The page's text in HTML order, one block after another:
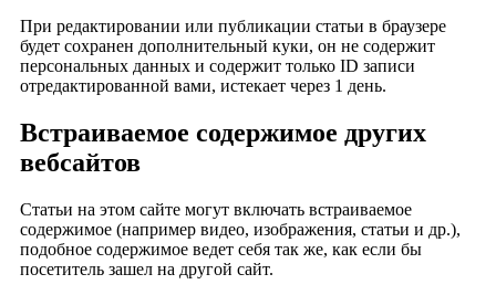
При редактировании или публикации статьи в браузере
будет сохранен дополнительный куки, он не содержит
персональных данных и содержит только ID записи
отредактированной вами, истекает через 1 день.
Встраиваемое содержимое других
вебсайтов
Статьи на этом сайте могут включать встраиваемое
содержимое (например видео, изображения, статьи и др.),
подобное содержимое ведет себя так же, как если бы
посетитель зашел на другой сайт.